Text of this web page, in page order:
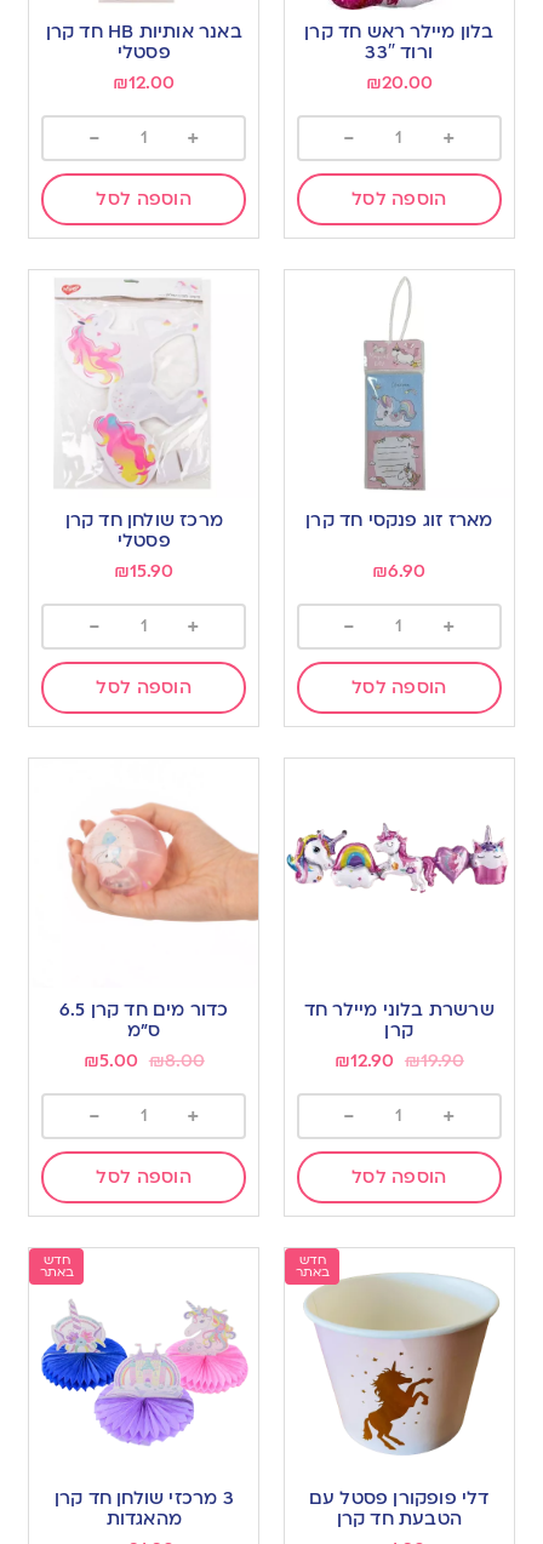
בלון מיילר ראש חד קרן
ורוד 33″
₪20.00
+
-
הוספה לסל
באנר אותיות HB חד קרן
פסטלי
₪12.00
+
-
הוספה לסל
מארז זוג פנקסי חד קרן
₪6.90
+
-
הוספה לסל
מרכז שולחן חד קרן
פסטלי
₪15.90
+
-
הוספה לסל
שרשרת בלוני מיילר חד
קרן
₪19.90
₪12.90
+
-
הוספה לסל
כדור מים חד קרן 6.5
ס”מ
₪8.00
₪5.00
+
-
הוספה לסל
חדש
באתר
דלי פופקורן פסטל עם
הטבעת חד קרן
חדש
באתר
3 מרכזי שולחן חד קרן
מהאגדות